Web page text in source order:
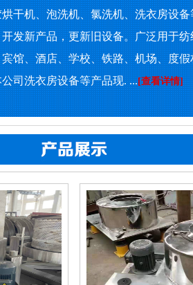
干机、泡洗机、氯洗机、洗衣房设
发新产品，更新旧设备。广泛用于
馆、酒店、学校、铁路、机场、度
司洗衣房设备等产品现. ...[查看详情]